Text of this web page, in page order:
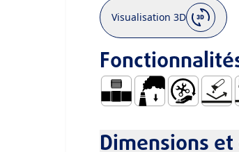
Visualisation 3D
Dimensions